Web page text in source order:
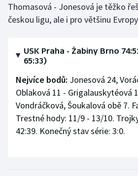
Thomasová - Jonesová je těžko
českou ligu, ale i pro většinu
USK Praha - Žabiny Brno
65:33)
Nejvíce bodů: Jonesová 24,
Oblaková 11 - Grigalauskytéová
Vondráčková, Šoukalová obě 7.
Trestné hody: 11/9 - 13/10.
42:39. Konečný stav série: 3:0.